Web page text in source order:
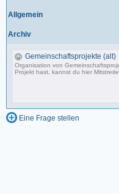
Allgemein
Archiv
Gemeinschaftsprojekte (alt)
Organisation von
Projekt hast, kannst du hier
Eine Frage stellen